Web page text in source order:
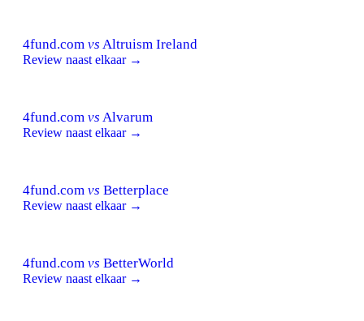
4fund.com vs Altruism Ireland
Review naast elkaar →
4fund.com vs Alvarum
Review naast elkaar →
4fund.com vs Betterplace
Review naast elkaar →
4fund.com vs BetterWorld
Review naast elkaar →